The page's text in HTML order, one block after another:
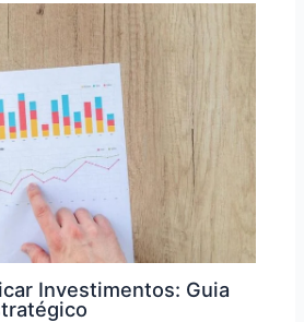
Investimentos: Guia